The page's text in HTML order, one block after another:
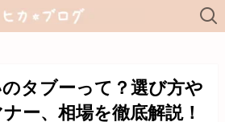
タブーって？選び方や
ー、相場を徹底解説！